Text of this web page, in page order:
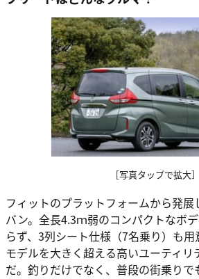
［写真タップで拡大］
フィットのプラットフォームから発
バン。全長4.3ｍ弱のコンパクトなボ
らず、3列シート仕様（7名乗り）も
モデルを大きく超える高いユーティリ
だ。釣りだけでなく、普段の街乗りで